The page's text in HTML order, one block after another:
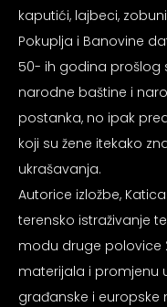
kaputići, lajbeci,
Pokuplja i Banovine
50- ih godina prošlog
narodne baštine i
postanka, no ipak
koji su žene itekako
ukrašavanja.
Autorice izložbe,
terensko istraživanje
modu druge polovice
materijala i promjenu
građanske i
vida